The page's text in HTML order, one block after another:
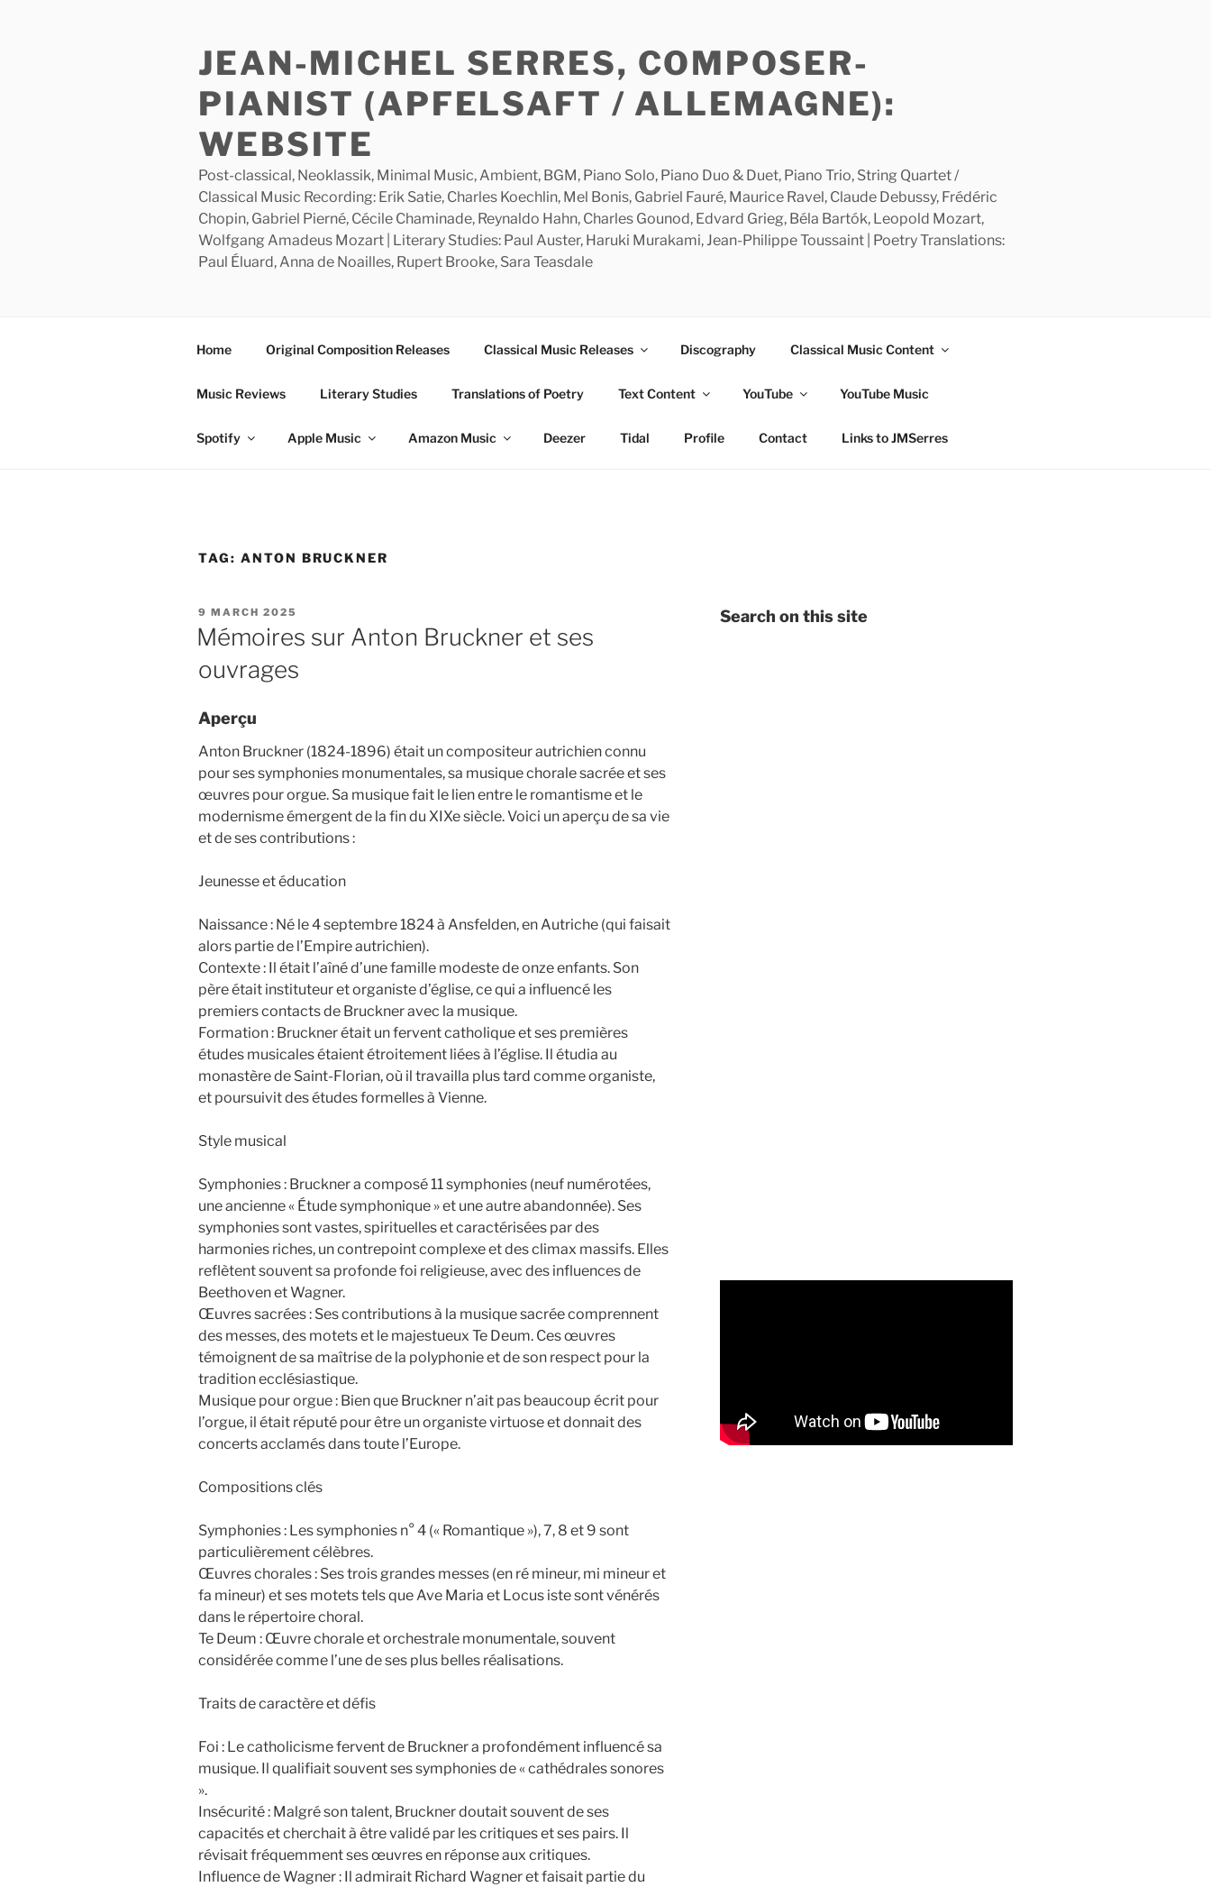
JEAN-MICHEL SERRES, COMPOSER-
PIANIST (APFELSAFT / ALLEMAGNE):
WEBSITE
Post-classical, Neoklassik, Minimal Music, Ambient, BGM, Piano Solo, Piano Duo & Duet, Piano Trio, String Quartet /
Classical Music Recording: Erik Satie, Charles Koechlin, Mel Bonis, Gabriel Fauré, Maurice Ravel, Claude Debussy, Frédéric
Chopin, Gabriel Pierné, Cécile Chaminade, Reynaldo Hahn, Charles Gounod, Edvard Grieg, Béla Bartók, Leopold Mozart,
Wolfgang Amadeus Mozart | Literary Studies: Paul Auster, Haruki Murakami, Jean-Philippe Toussaint | Poetry Translations:
Paul Éluard, Anna de Noailles, Rupert Brooke, Sara Teasdale
Home Original Composition Releases Classical Music Releases Discography Classical Music Content
Music Reviews Literary Studies Translations of Poetry Text Content YouTube YouTube Music
Spotify Apple Music Amazon Music Deezer Tidal Profile Contact Links to JMSerres
TAG: ANTON BRUCKNER
POSTED
ON
9 MARCH 2025
Mémoires sur Anton Bruckner et ses
ouvrages
Aperçu
Anton Bruckner (1824-1896) était un compositeur autrichien connu
pour ses symphonies monumentales, sa musique chorale sacrée et ses
œuvres pour orgue. Sa musique fait le lien entre le romantisme et le
modernisme émergent de la fin du XIXe siècle. Voici un aperçu de sa vie
et de ses contributions :
Jeunesse et éducation
Naissance : Né le 4 septembre 1824 à Ansfelden, en Autriche (qui faisait
alors partie de l’Empire autrichien).
Contexte : Il était l’aîné d’une famille modeste de onze enfants. Son
père était instituteur et organiste d’église, ce qui a influencé les
premiers contacts de Bruckner avec la musique.
Formation : Bruckner était un fervent catholique et ses premières
études musicales étaient étroitement liées à l’église. Il étudia au
monastère de Saint-Florian, où il travailla plus tard comme organiste,
et poursuivit des études formelles à Vienne.
Style musical
Symphonies : Bruckner a composé 11 symphonies (neuf numérotées,
une ancienne « Étude symphonique » et une autre abandonnée). Ses
symphonies sont vastes, spirituelles et caractérisées par des
harmonies riches, un contrepoint complexe et des climax massifs. Elles
reflètent souvent sa profonde foi religieuse, avec des influences de
Beethoven et Wagner.
Œuvres sacrées : Ses contributions à la musique sacrée comprennent
des messes, des motets et le majestueux Te Deum. Ces œuvres
témoignent de sa maîtrise de la polyphonie et de son respect pour la
tradition ecclésiastique.
Musique pour orgue : Bien que Bruckner n’ait pas beaucoup écrit pour
l’orgue, il était réputé pour être un organiste virtuose et donnait des
concerts acclamés dans toute l’Europe.
Compositions clés
Symphonies : Les symphonies n° 4 (« Romantique »), 7, 8 et 9 sont
particulièrement célèbres.
Œuvres chorales : Ses trois grandes messes (en ré mineur, mi mineur et
fa mineur) et ses motets tels que Ave Maria et Locus iste sont vénérés
dans le répertoire choral.
Te Deum : Œuvre chorale et orchestrale monumentale, souvent
considérée comme l’une de ses plus belles réalisations.
Traits de caractère et défis
Foi : Le catholicisme fervent de Bruckner a profondément influencé sa
musique. Il qualifiait souvent ses symphonies de « cathédrales sonores
».
Insécurité : Malgré son talent, Bruckner doutait souvent de ses
capacités et cherchait à être validé par les critiques et ses pairs. Il
révisait fréquemment ses œuvres en réponse aux critiques.
Influence de Wagner : Il admirait Richard Wagner et faisait partie du
Search on this site